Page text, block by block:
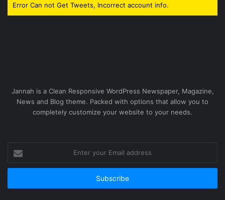
Error Can not Get Tweets, Incorrect account info.
Jannah is a Clean Responsive WordPress Newspaper, Magazine,
News and Blog theme. Packed with options that allow you to
completely customize your website to your needs.
your
Email